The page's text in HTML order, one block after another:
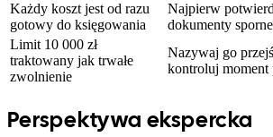
Każdy koszt jest od razu
gotowy do księgowania
Najpierw
dokumenty
Limit 10 000 zł
traktowany jak trwałe
zwolnienie
Nazywaj go
kontroluj moment
Perspektywa ekspercka